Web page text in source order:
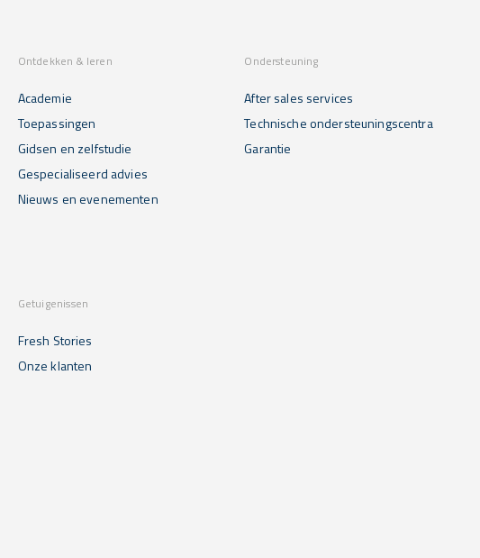
Ontdekken & leren
Academie
Toepassingen
Gidsen en zelfstudie
Gespecialiseerd advies
Nieuws en evenementen
Ondersteuning
After sales services
Technische ondersteuningscentra
Garantie
Getuigenissen
Fresh Stories
Onze klanten